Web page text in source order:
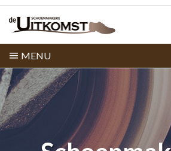
MENU